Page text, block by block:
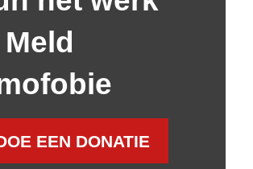
EEN DONATIE